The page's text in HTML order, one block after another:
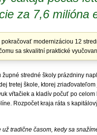
za 7,6 milióna
modernizáciou 12
sa skvalitní praktické
župné stredné školy prázdniny
tretej škole, ktorej zriaďovateľom
vŕtačiek a kladív počuť po celom
Rozpočet kraja ráta s
už tradične časom, kedy sa